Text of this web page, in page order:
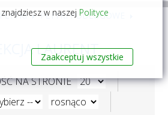
PŁYTKI
PŁYTKI PODŁOGOWE
LAURENT
NA STRONIE
w naszej Polityce
Zaakceptuj wszystkie